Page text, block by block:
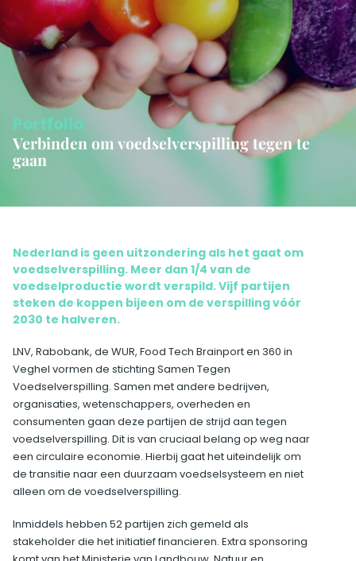
Portfolio
Verbinden om voedselverspilling tegen te
gaan
Nederland is geen uitzondering als het gaat om
voedselverspilling. Meer dan 1/4 van de
voedselproductie wordt verspild. Vijf partijen
steken de koppen bijeen om de verspilling vóór
2030 te halveren.
LNV, Rabobank, de WUR, Food Tech Brainport en 360 in
Veghel vormen de stichting Samen Tegen
Voedselverspilling. Samen met andere bedrijven,
organisaties, wetenschappers, overheden en
consumenten gaan deze partijen de strijd aan tegen
voedselverspilling. Dit is van cruciaal belang op weg naar
een circulaire economie. Hierbij gaat het uiteindelijk om
de transitie naar een duurzaam voedselsysteem en niet
alleen om de voedselverspilling.
Inmiddels hebben 52 partijen zich gemeld als
stakeholder die het initiatief financieren. Extra sponsoring